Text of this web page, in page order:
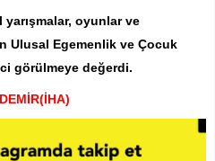
oyunlar ve
Ulusal Egemenlik ve Çocuk
görülmeye değerdi.